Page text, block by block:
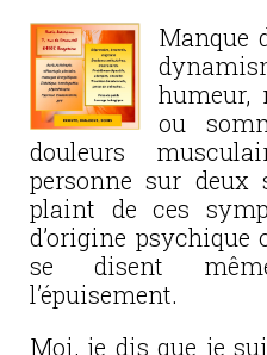
Manque
humeur,
ou
douleurs
personne sur
plaint de ces
d’origine psychique
se disent
l’épuisement.
Moi, je dis que je